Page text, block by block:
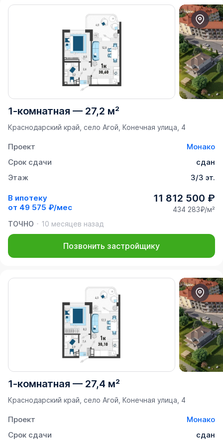
1-комнатная — 27,2 м²
Краснодарский край, село Агой, Конечная улица, 4
Проект
Монако
Срок сдачи
сдан
Этаж
3/3 эт.
В ипотеку
от 49 575 ₽/мес
11 812 500 ₽
434 283₽/м²
ТОЧНО
10 месяцев назад
Позвонить застройщику
1-комнатная — 27,4 м²
Краснодарский край, село Агой, Конечная улица, 4
Проект
Монако
Срок сдачи
сдан